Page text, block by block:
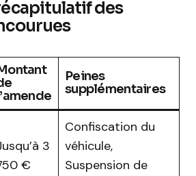
des
Peines
supplémentaires
3
€
Confiscation du
véhicule,
Suspension de